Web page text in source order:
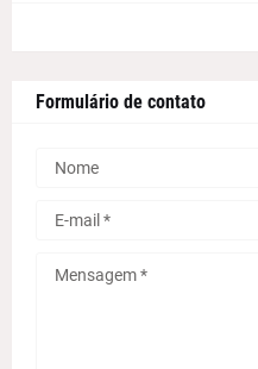
Formulário de contato